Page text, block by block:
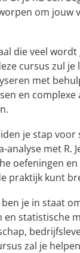
om jouw
die veel
cursus zul
met
en
je stap
met R.
oefeningen
praktijk kunt
je in staat
statistische
zal je